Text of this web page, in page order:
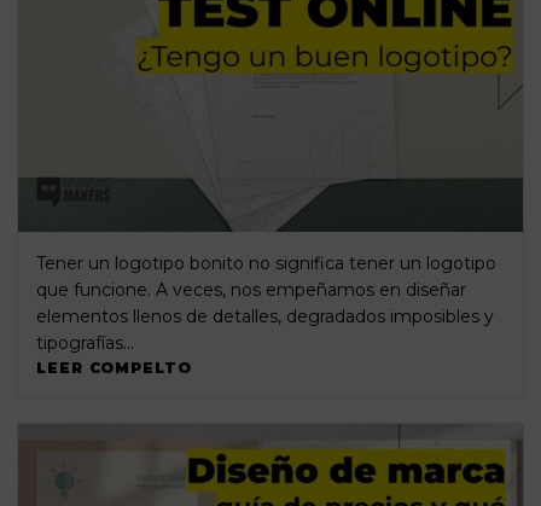
Tener un logotipo bonito no significa tener un logotipo
que funcione. A veces, nos empeñamos en diseñar
elementos llenos de detalles, degradados imposibles y
tipografías…
LEER COMPELTO